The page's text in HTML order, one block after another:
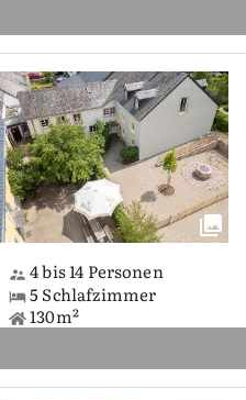
4 bis 14 Personen
5 Schlafzimmer
130m²